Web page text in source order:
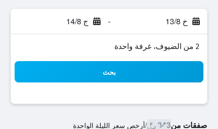
خ 13/8 - ج 14/8
2 من الضيوف، غرفة واحدة
بحث
صفقات من343 ﷼ /أرخص سعر الليلة الواحدة